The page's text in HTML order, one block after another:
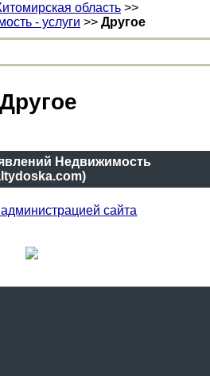
область >>
- услуги >> Другое
Недвижимость
сайта